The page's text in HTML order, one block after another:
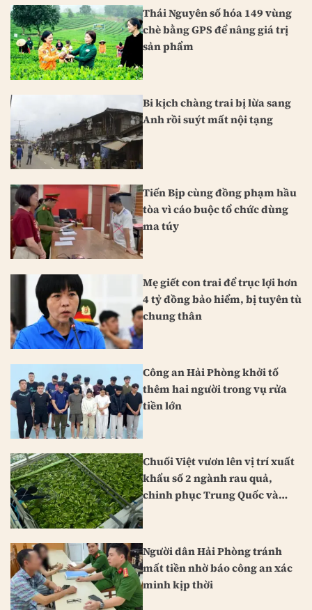
Thái Nguyên số hóa 149 vùng
chè bằng GPS để nâng giá trị
sản phẩm
Bi kịch chàng trai bị lừa sang
Anh rồi suýt mất nội tạng
Tiến Bịp cùng đồng phạm hầu
tòa vì cáo buộc tổ chức dùng
ma túy
Mẹ giết con trai để trục lợi hơn
4 tỷ đồng bảo hiểm, bị tuyên tù
chung thân
Công an Hải Phòng khởi tố
thêm hai người trong vụ rửa
tiền lớn
Chuối Việt vươn lên vị trí xuất
khẩu số 2 ngành rau quả,
chinh phục Trung Quốc và
Người dân Hải Phòng tránh
mất tiền nhờ báo công an xác
minh kịp thời